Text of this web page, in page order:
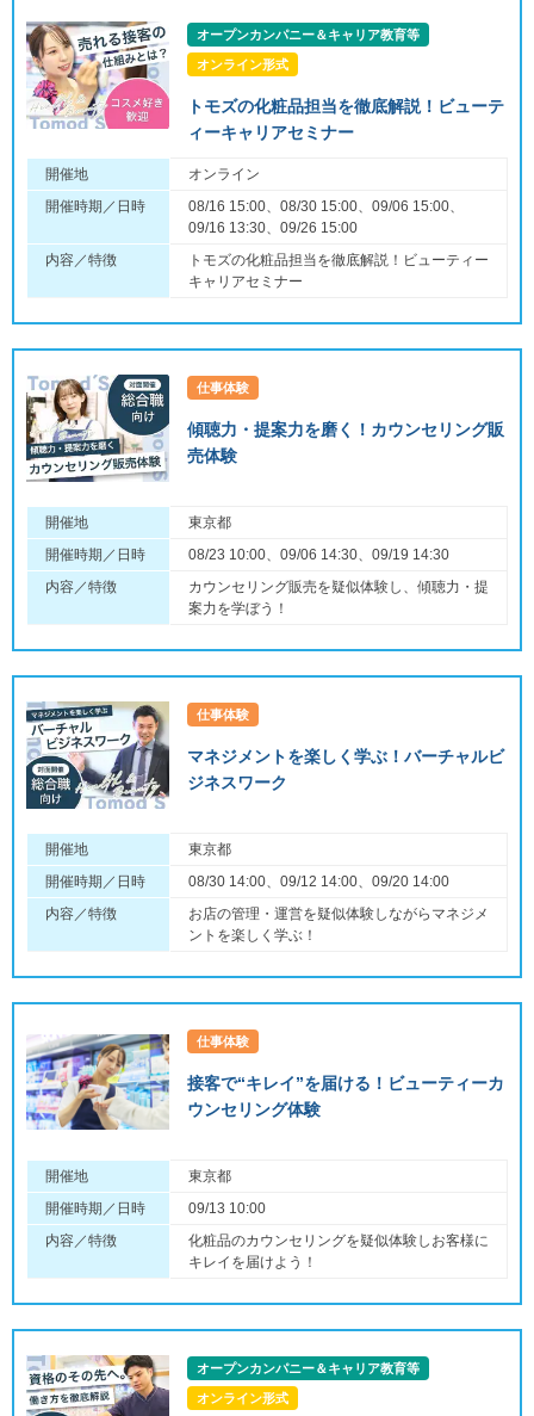
オープンカンパニー＆キャリア教育等
オンライン形式
トモズの化粧品担当を徹底解説！ビューテ
ィーキャリアセミナー
開催地
オンライン
開催時期／日時
08/16 15:00、08/30 15:00、09/06 15:00、
09/16 13:30、09/26 15:00
内容／特徴
トモズの化粧品担当を徹底解説！ビューティー
キャリアセミナー
仕事体験
傾聴力・提案力を磨く！カウンセリング販
売体験
開催地
東京都
開催時期／日時
08/23 10:00、09/06 14:30、09/19 14:30
内容／特徴
カウンセリング販売を疑似体験し、傾聴力・提
案力を学ぼう！
仕事体験
マネジメントを楽しく学ぶ！バーチャルビ
ジネスワーク
開催地
東京都
開催時期／日時
08/30 14:00、09/12 14:00、09/20 14:00
内容／特徴
お店の管理・運営を疑似体験しながらマネジメ
ントを楽しく学ぶ！
仕事体験
接客で“キレイ”を届ける！ビューティーカ
ウンセリング体験
開催地
東京都
開催時期／日時
09/13 10:00
内容／特徴
化粧品のカウンセリングを疑似体験しお客様に
キレイを届けよう！
オープンカンパニー＆キャリア教育等
オンライン形式